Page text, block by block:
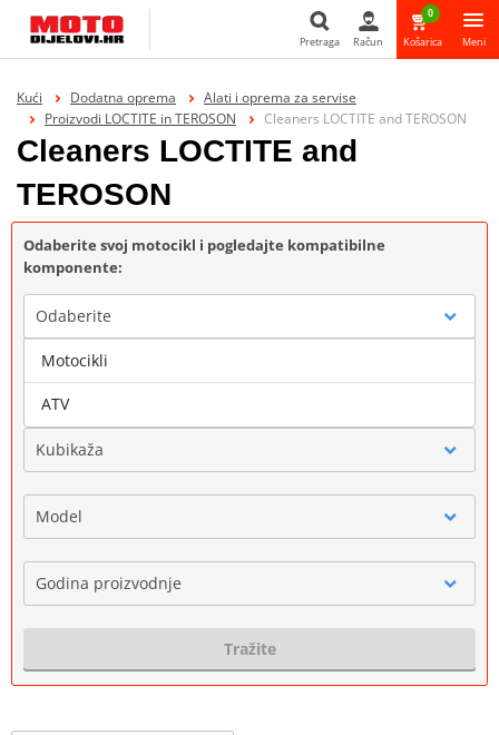
Pretraga Račun
0
Košarica Meni
Kući Dodatna oprema
Alati i oprema za servise
Proizvodi LOCTITE in TEROSON
Cleaners LOCTITE and TEROSON
Cleaners LOCTITE and
TEROSON
Odaberite svoj motocikl i pogledajte kompatibilne
komponente:
Odaberite
Marka
Kubikaža
Model
Godina proizvodnje
Tražite
Motocikli
ATV